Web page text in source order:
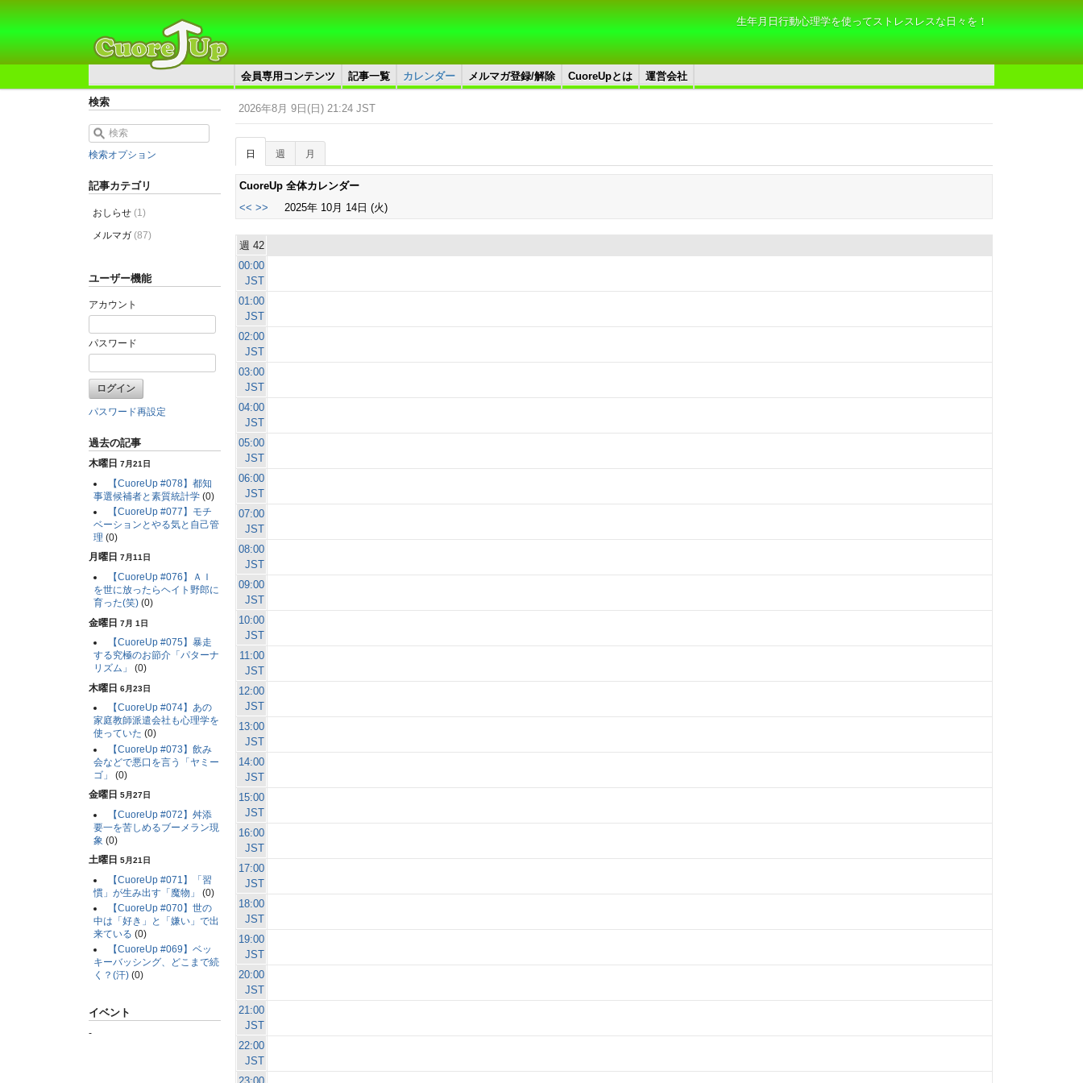
生年月日行動心理学を使ってストレスレスな日々を！
会員専用コンテンツ 記事一覧 カレンダー メルマガ登録/解除 CuoreUpとは 運営会社
2026年8月 9日(日) 21:24 JST
日 週 月
CuoreUp 全体カレンダー
<< >> 2025年 10月 14日 (火)
週 42
00:00
JST
01:00
JST
02:00
JST
03:00
JST
04:00
JST
05:00
JST
06:00
JST
07:00
JST
08:00
JST
09:00
JST
10:00
JST
11:00
JST
12:00
JST
13:00
JST
14:00
JST
15:00
JST
16:00
JST
17:00
JST
18:00
JST
19:00
JST
20:00
JST
21:00
JST
22:00
JST
検索
検索オプション
記事カテゴリ
おしらせ (1)
メルマガ (87)
ユーザー機能
アカウント
パスワード
パスワード再設定
過去の記事
木曜日 7月21日
【CuoreUp #078】都知
事選候補者と素質統計学 (0)
【CuoreUp #077】モチ
ベーションとやる気と自己管
理 (0)
月曜日 7月11日
【CuoreUp #076】ＡＩ
を世に放ったらヘイト野郎に
育った(笑) (0)
金曜日 7月 1日
【CuoreUp #075】暴走
する究極のお節介「パターナ
リズム」
(0)
木曜日 6月23日
【CuoreUp #074】あの
家庭教師派遣会社も心理学を
使っていた (0)
【CuoreUp #073】飲み
会などで悪口を言う「ヤミー
ゴ」
(0)
金曜日 5月27日
【CuoreUp #072】舛添
要一を苦しめるブーメラン現
象 (0)
土曜日 5月21日
【CuoreUp #071】「習
慣」が生み出す「魔物」
(0)
【CuoreUp #070】世の
中は「好き」と「嫌い」で出
来ている (0)
【CuoreUp #069】ベッ
キーバッシング、どこまで続
く？(汗) (0)
イベント
-